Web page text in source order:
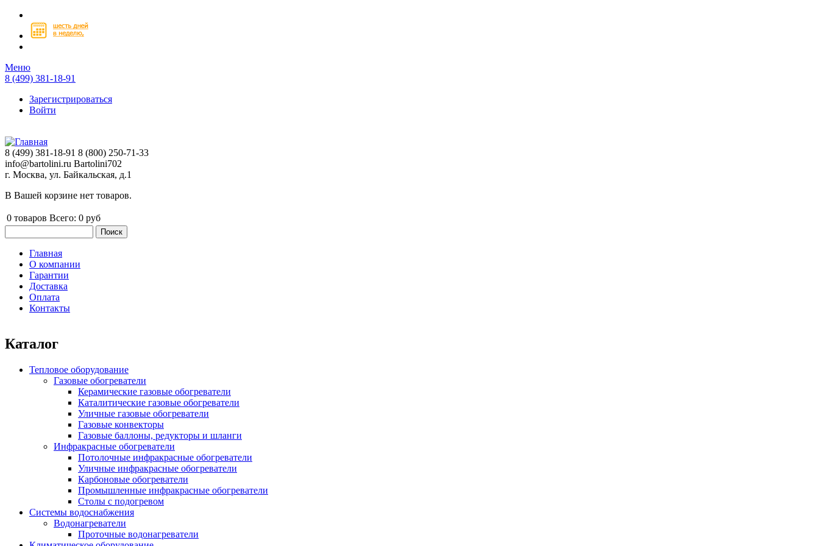
Перейти к основному содержанию
Меню
8 (499) 381-18-91
Зарегистрироваться
Войти
8 (499) 381-18-91 8 (800) 250-71-33
info@bartolini.ru Bartolini702
г. Москва, ул. Байкальская, д.1
В Вашей корзине нет товаров.
0 товаров Всего: 0 руб
Главное меню
Главная
О компании
Гарантии
Доставка
Оплата
Контакты
Каталог
Тепловое оборудование
Газовые обогреватели
Керамические газовые обогреватели
Каталитические газовые обогреватели
Уличные газовые обогреватели
Газовые конвекторы
Газовые баллоны, редукторы и шланги
Инфракрасные обогреватели
Потолочные инфракрасные обогреватели
Уличные инфракрасные обогреватели
Карбоновые обогреватели
Промышленные инфракрасные обогреватели
Столы с подогревом
Системы водоснабжения
Водонагреватели
Проточные водонагреватели